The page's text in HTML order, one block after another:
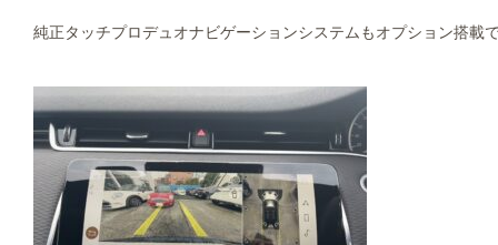
純正タッチプロデュオナビゲーションシステムもオプション搭載